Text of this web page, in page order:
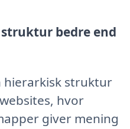
bedre end
hierarkisk struktur
hvor
giver mening